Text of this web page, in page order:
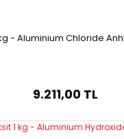
- Aluminium Chloride
9.211,00 TL